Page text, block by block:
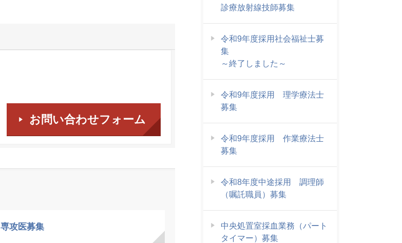
お問い合わせフォーム
専攻医募集
診療放射線技師募集
令和9年度採用社会福祉士募
集
～終了しました～
令和9年度採用 理学療法士
募集
令和9年度採用 作業療法士
募集
令和8年度中途採用 調理師
（嘱託職員）募集
中央処置室採血業務（パート
タイマー）募集